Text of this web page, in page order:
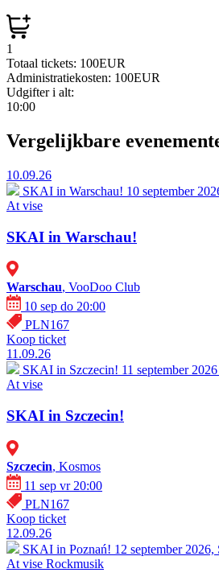
1
Totaal tickets: 100EUR
Administratiekosten: 100EUR
Udgifter i alt:
10:00
Vergelijkbare
10.09.26
SKAI in Warschau! 10 september
At vise
SKAI in Warschau!
Warschau, VooDoo Club
10 sep do 20:00
PLN167
Koop ticket
11.09.26
SKAI in Szczecin! 11 september
At vise
SKAI in Szczecin!
Szczecin, Kosmos
11 sep vr 20:00
PLN167
Koop ticket
12.09.26
SKAI in Poznań! 12 september
At vise Rockmusik